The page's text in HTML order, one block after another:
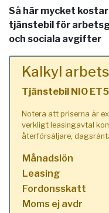
Så här mycket
tjänstebil för
och sociala avgifter
Kalkyl
Tjänstebil NIO
Notera att priserna är
verkligt leasingavtal
återförsäljare,
Månadslön
Leasing
Fordonsskatt
Moms ej avdr